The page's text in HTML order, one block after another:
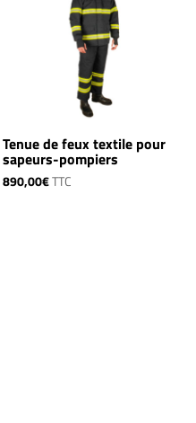
Tenue de feux textile pour
sapeurs-pompiers
890,00€TTC